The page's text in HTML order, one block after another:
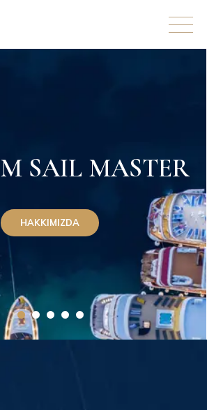
M SAIL MASTER
HAKKIMIZDA